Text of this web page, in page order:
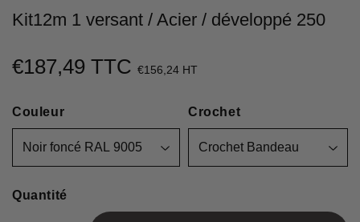
Kit12m 1 versant / Acier / développé 250
€187,49 TTC €156,24 HT
price
Couleur Crochet
Quantité